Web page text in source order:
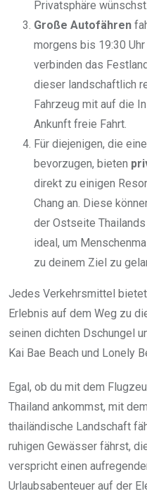
Privatsphäre wünschst.
Große Autofähren
morgens bis 19:30
verbinden das
dieser landschaftlich
Fahrzeug mit auf die
Ankunft freie Fahrt.
Für diejenigen, die
bevorzugen, bieten
direkt zu einigen
Chang an. Diese
der Ostseite
ideal, um
zu deinem Ziel zu
Jedes Verkehrsmittel
Erlebnis auf dem Weg zu
seinen dichten Dschungel
Kai Bae Beach und Lonely
Egal, ob du mit dem
Thailand ankommst, mit
thailändische Landschaft
ruhigen Gewässer fährst,
verspricht einen
Urlaubsabenteuer auf der